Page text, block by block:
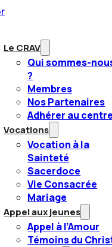
Le CRAV
Qui sommes-
?
Membres
Nos Partenaires
Adhérer au
Vocations
Vocation à la
Sainteté
Sacerdoce
Vie Consacrée
Mariage
Appel aux jeunes
Appel à l’Amour
Témoins du